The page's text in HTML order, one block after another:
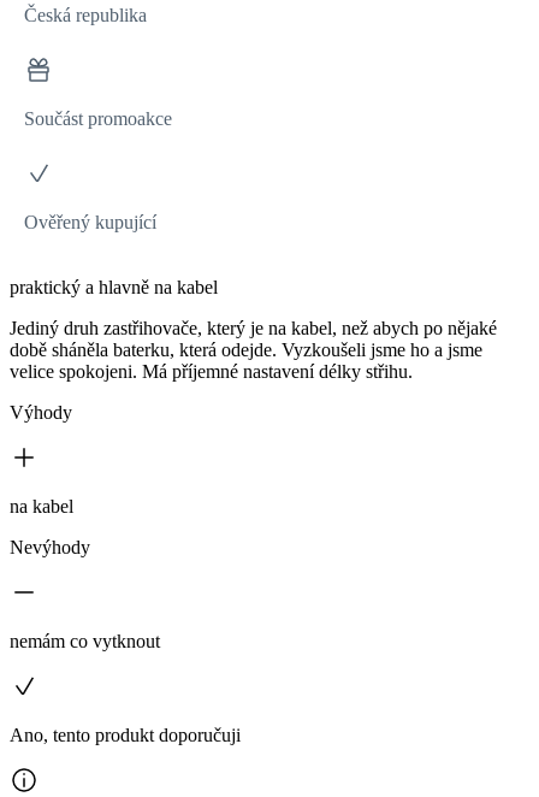
Česká republika
Součást promoakce
Ověřený kupující
praktický a hlavně na kabel
Jediný druh zastřihovače, který je na kabel, než abych po nějaké
době sháněla baterku, která odejde. Vyzkoušeli jsme ho a jsme
velice spokojeni. Má příjemné nastavení délky střihu.
Výhody
na kabel
Nevýhody
nemám co vytknout
Ano, tento produkt doporučuji